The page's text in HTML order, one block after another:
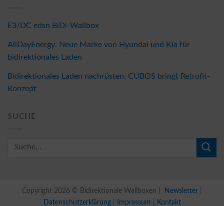
E3/DC edsn BiDi-Wallbox
AllDayEnergy: Neue Marke von Hyundai und Kia für
bidirektionales Laden
Bidirektionales Laden nachrüsten: CUBOS bringt Retrofit-
Konzept
SUCHE
Copyright 2026 © Bidirektionale Wallboxen | Newsletter
Datenschutzerklärung
Impressum Kontakt